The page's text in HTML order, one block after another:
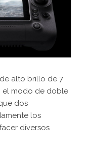
alto brillo de 7
el modo de doble
dos
los
diversos